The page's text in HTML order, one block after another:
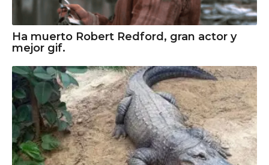
Ha muerto Robert Redford, gran actor y
mejor gif.